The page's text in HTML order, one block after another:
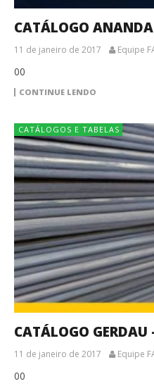
CATÁLOGO ANANDA
11 de janeiro de 2017 Equipe
00
CONTINUE LENDO
CATÁLOGOS E TABELAS
CATÁLOGO GERDAU
11 de janeiro de 2017 Equipe
00